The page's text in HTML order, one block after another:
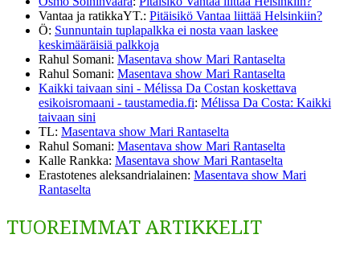
Vantaa ja ratikkaYT.: Pitäisikö Vantaa liittää Helsinkiin?
Ö: Sunnuntain tuplapalkka ei nosta vaan laskee
keskimääräisiä palkkoja
Rahul Somani: Masentava show Mari Rantaselta
Rahul Somani: Masentava show Mari Rantaselta
Kaikki taivaan sini - Mélissa Da Costan koskettava
esikoisromaani - taustamedia.fi: Mélissa Da Costa: Kaikki
taivaan sini
TL: Masentava show Mari Rantaselta
Rahul Somani: Masentava show Mari Rantaselta
Kalle Rankka: Masentava show Mari Rantaselta
Erastotenes aleksandrialainen: Masentava show Mari
Rantaselta
TUOREIMMAT ARTIKKELIT